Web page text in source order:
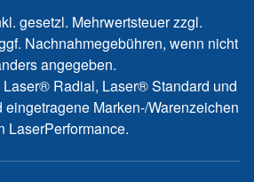
gesetzl. Mehrwertsteuer zzgl.
Nachnahmegebühren, wenn nicht
angegeben.
Radial, Laser® Standard und
eingetragene Marken-/Warenzeichen
LaserPerformance.